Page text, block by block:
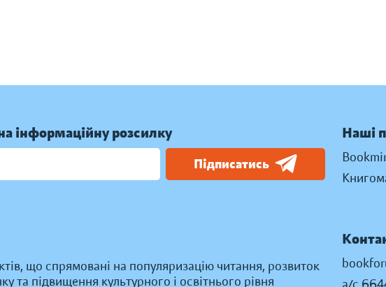
інформаційну розсилку
Підписатись
що спрямовані на популяризацію читання, розвиток
та підвищення культурного і освітнього рівня
Наші